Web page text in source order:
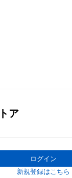
ア
ログイン
新規登録はこちら